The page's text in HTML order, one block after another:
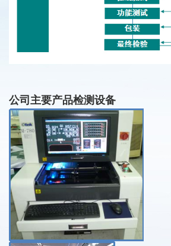
公司主要产品检测设备